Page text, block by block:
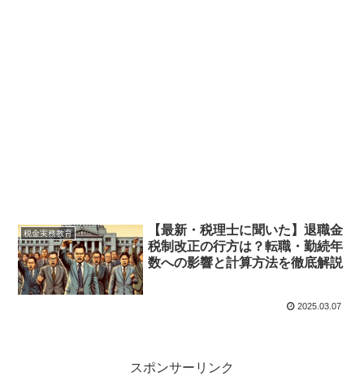
税金実務教育
【最新・税理士に聞いた】退職金
税制改正の行方は？転職・勤続年
数への影響と計算方法を徹底解説
2025.03.07
スポンサーリンク